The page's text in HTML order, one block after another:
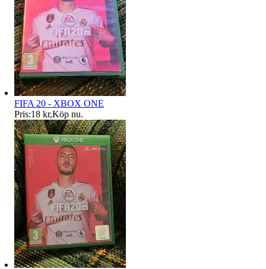
FIFA 20 - XBOX ONE
Pris:18 kr,Köp nu.